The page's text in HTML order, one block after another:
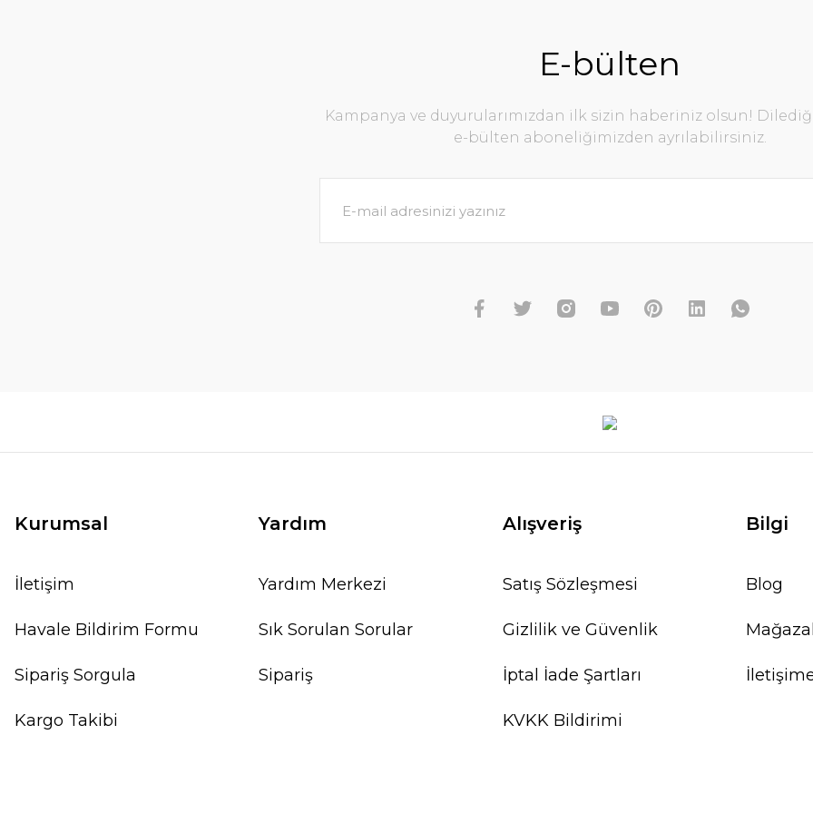
E-bülten
Kampanya ve duyurularımızdan ilk sizin haberiniz olsun!
e-bülten aboneliğimizden ayrılabilirsiniz.
Kurumsal
İletişim
Havale Bildirim Formu
Sipariş Sorgula
Kargo Takibi
Yardım
Yardım Merkezi
Sık Sorulan Sorular
Sipariş
Alışveriş
Satış Sözleşmesi
Gizlilik ve Güvenlik
İptal İade Şartları
KVKK Bildirimi
Bilgi
Blog